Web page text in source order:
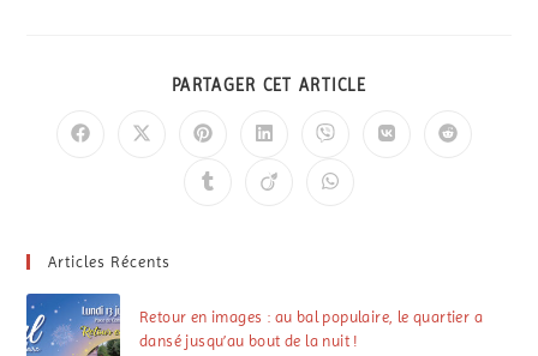
PARTAGER CET ARTICLE
Articles Récents
Retour en images : au bal populaire, le quartier a
dansé jusqu’au bout de la nuit !